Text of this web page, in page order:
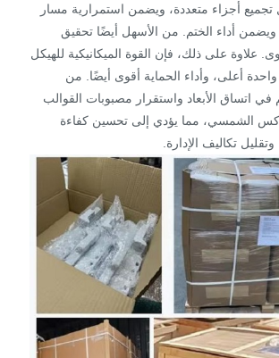
أجزاء متعددة، ويضمن استمرارية مسار
ويضمن أداء الختم. من الأسهل أيضًا تحقيق
علاوة على ذلك، فإن القوة الميكانيكية للهيكل
أعلى، وأداء الحماية أقوى أيضًا. من
في اتساق الأبعاد واستقرار مصبوبات القوالب
الشمسي، مما يؤدي إلى تحسين كفاءة
تكاليف الإدارة.